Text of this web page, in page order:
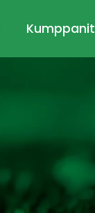
Kumppanit